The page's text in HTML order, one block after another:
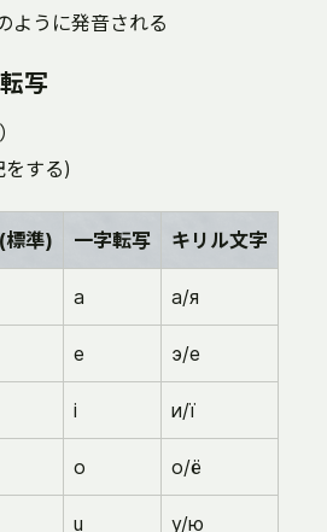
ように発音される
写
する)
標準) 一字転写 キリル文字
a а/я
e э/е
i и/ї
o о/ё
u у/ю